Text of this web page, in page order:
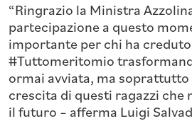
“Ringrazio la Ministra
partecipazione a questo
importante per chi ha
#Tuttomeritomio
ormai avviata, ma soprattutto
crescita di questi ragazzi che
il futuro – afferma Luigi